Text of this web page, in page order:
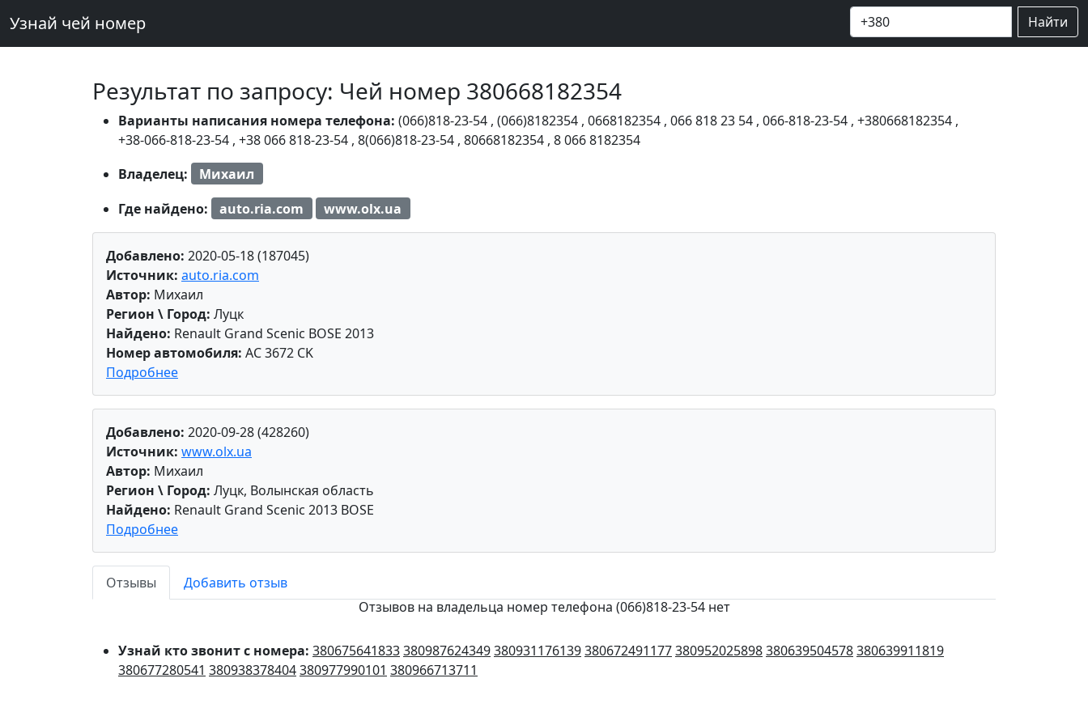
Узнай чей номер Найти
Результат по запросу: Чей номер 380668182354
Варианты написания номера телефона: (066)818-23-54 , (066)8182354 , 0668182354 , 066 818 23 54 , 066-818-23-54 , +380668182354 ,
+38-066-818-23-54 , +38 066 818-23-54 , 8(066)818-23-54 , 80668182354 , 8 066 8182354
Владелец:
Михаил
Где найдено:
auto.ria.com www.olx.ua
Добавлено: 2020-05-18 (187045)
Источник: auto.ria.com
Автор: Михаил
Регион \ Город: Луцк
Найдено: Renault Grand Scenic BOSE 2013
Номер автомобиля: AC 3672 CK
Подробнее
Добавлено: 2020-09-28 (428260)
Источник: www.olx.ua
Автор: Михаил
Регион \ Город: Луцк, Волынская область
Найдено: Renault Grand Scenic 2013 BOSE
Подробнее
Отзывы
Добавить отзыв
Отзывов на владельца номер телефона (066)818-23-54 нет
Узнай кто звонит с номера: 380675641833380987624349380931176139380672491177380952025898380639504578380639911819
380677280541 380938378404380977990101 380966713711